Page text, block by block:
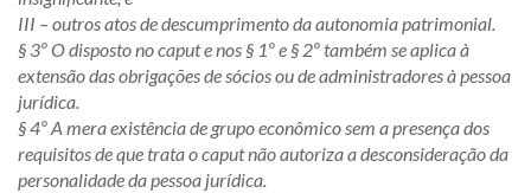
III – outros atos de descumprimento da autonomia patrimonial.
§ 3º O disposto no caput e nos § 1º e § 2º também se aplica à
extensão das obrigações de sócios ou de administradores à pessoa
jurídica.
§ 4º A mera existência de grupo econômico sem a presença dos
requisitos de que trata o caput não autoriza a desconsideração da
personalidade da pessoa jurídica.